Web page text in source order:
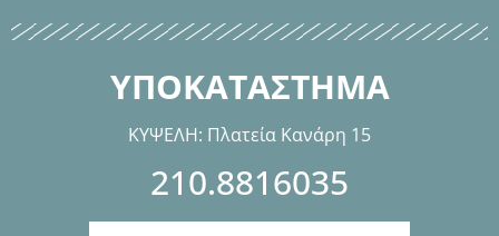
ΥΠΟΚΑΤΑΣΤΗΜΑ
ΚΥΨΕΛΗ: Πλατεία Κανάρη 15
210.8816035